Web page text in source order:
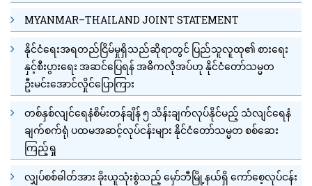
MYANMAR–THAILAND JOINT STATEMENT
နိုင်ငံရေးအရတည်ငြိမ်မှုရှိသည်ဆိုရာတွင် ပြည်သူလူထု၏ စားရေး
နှင့်စီးပွားရေး အဆင်ပြေရန် အဓိကလိုအပ်ဟု နိုင်ငံတော်သမ္မတ
ဦးမင်းအောင်လှိုင်ပြောကြား
တစ်နှစ်လျင်ရေနံစိမ်းတန်ချိန် ၅ သိန်းချက်လုပ်နိုင်မည့် သံလျင်ရေနံ
ချက်စက်ရုံ ပထမအဆင့်လုပ်ငန်းများ နိုင်ငံတော်သမ္မတ စစ်ဆေး
ကြည့်ရှု
လျှပ်စစ်ဓါတ်အား ခိုးယူသုံးစွဲသည့် မှော်ဘီမြို့နယ်ရှိ ကော်စေ့လုပ်ငန်း